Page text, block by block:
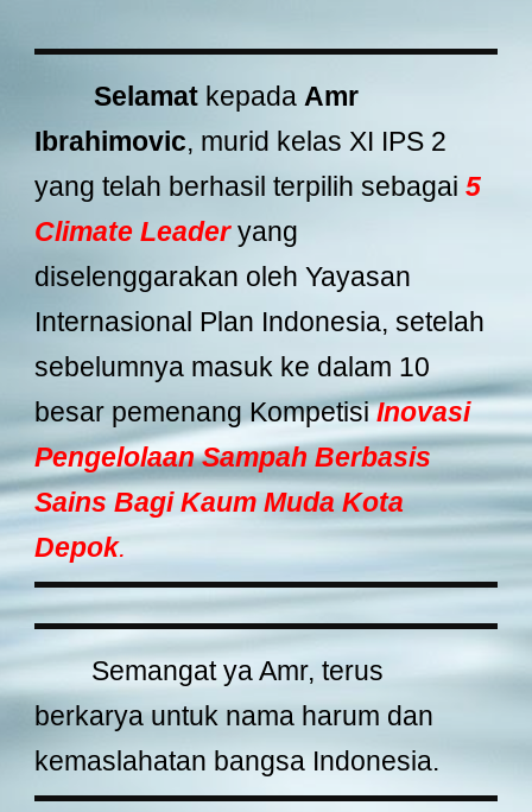
Selamat kepada Amr
Ibrahimovic, murid kelas XI IPS 2
yang telah berhasil terpilih sebagai5
Climate Leaderyang
diselenggarakan oleh Yayasan
Internasional Plan Indonesia, setelah
sebelumnya masuk ke dalam 10
besar pemenang Kompetisi Inovasi
Pengelolaan Sampah Berbasis
Sains Bagi Kaum Muda Kota
Depok.
Semangat ya Amr, terus
berkarya untuk nama harum dan
kemaslahatan bangsa Indonesia.